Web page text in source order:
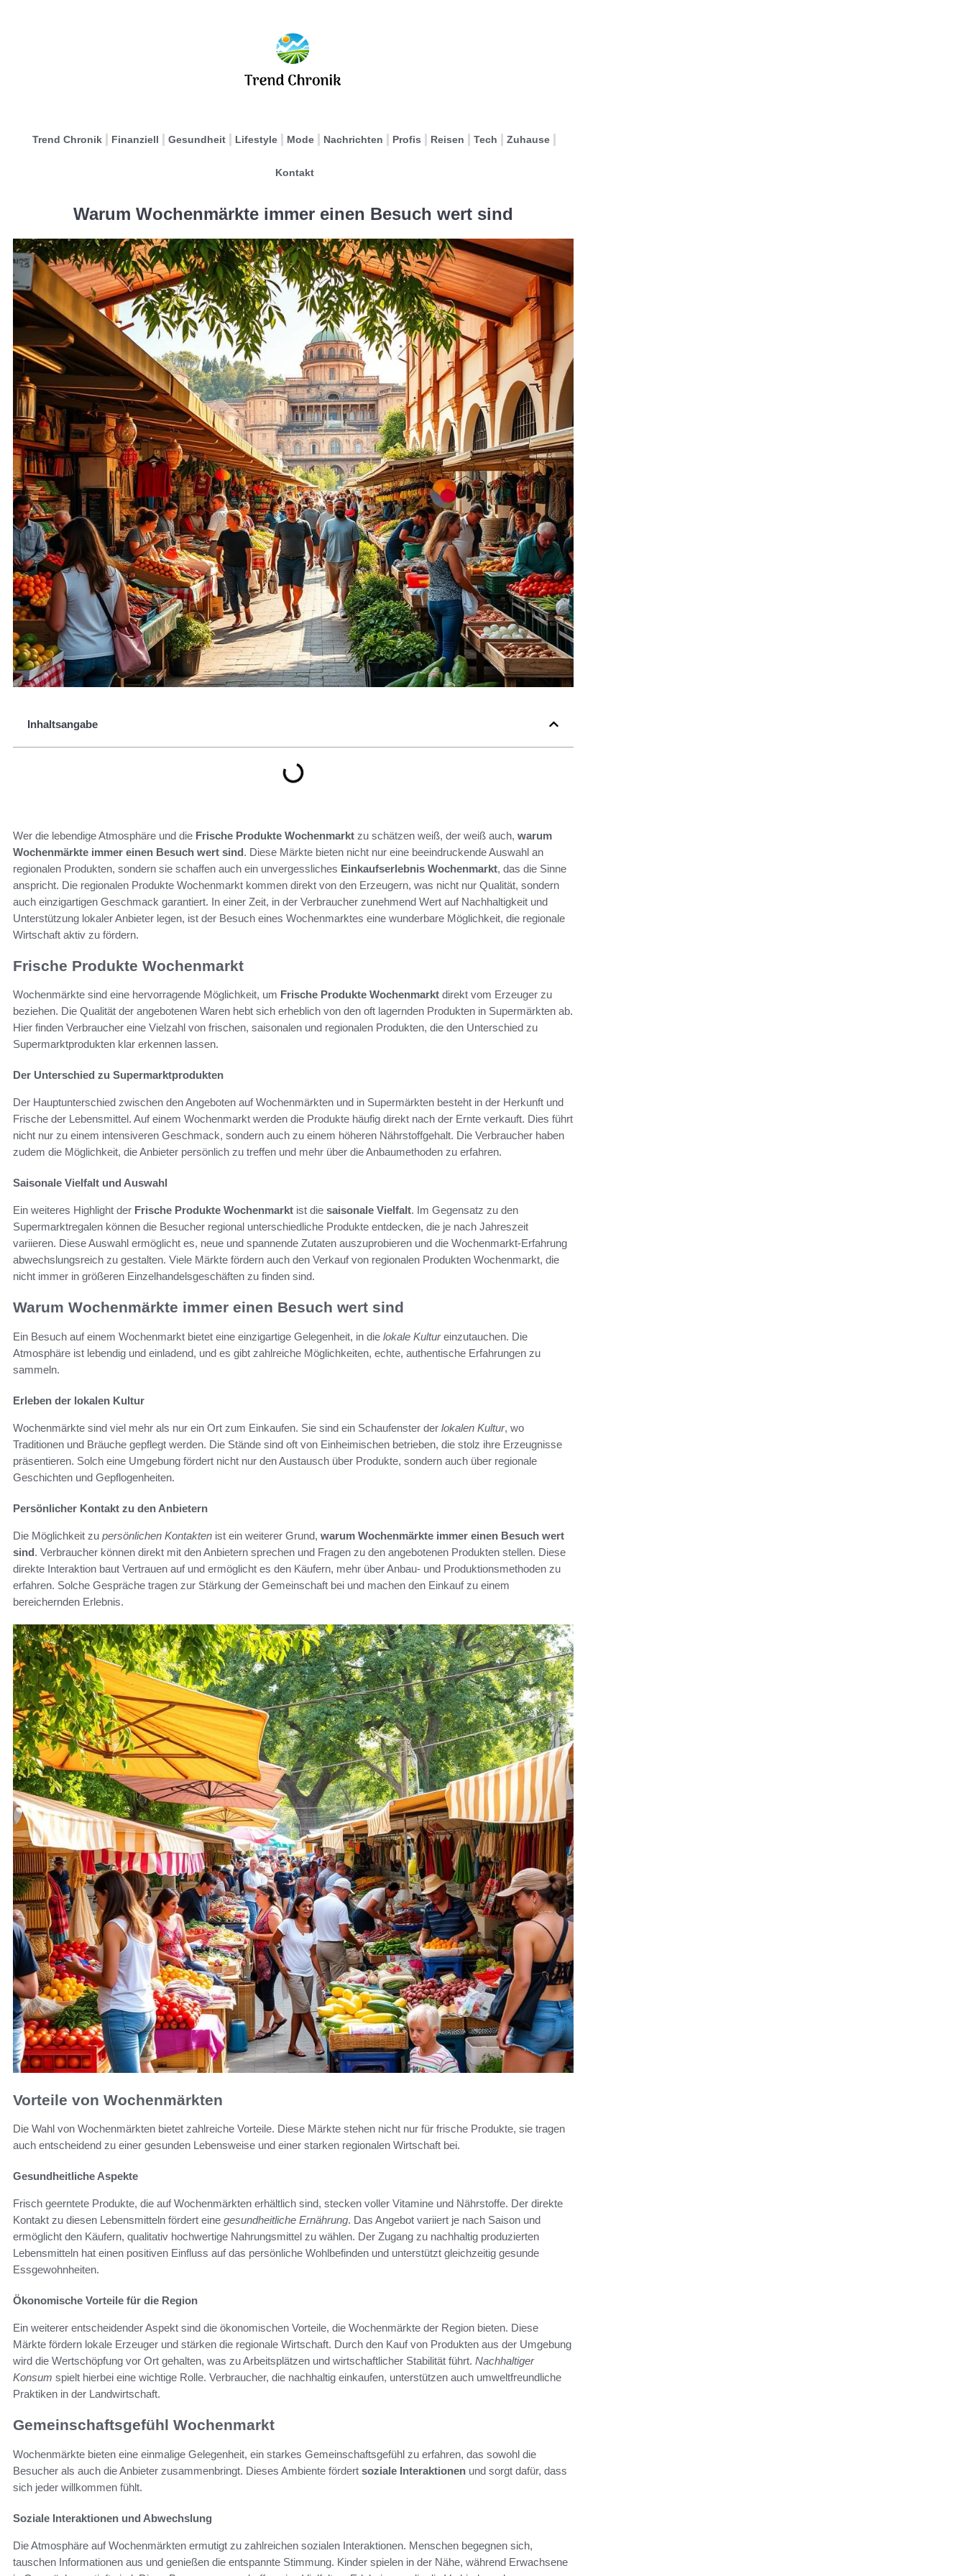
Trend Chronik Finanziell Gesundheit Lifestyle Mode Nachrichten Profis Reisen Tech Zuhause
Kontakt
Warum Wochenmärkte immer einen Besuch wert sind
Inhaltsangabe
Wer die lebendige Atmosphäre und die Frische Produkte Wochenmarkt zu schätzen weiß, der weiß auch, warum
Wochenmärkte immer einen Besuch wert sind. Diese Märkte bieten nicht nur eine beeindruckende Auswahl an
regionalen Produkten, sondern sie schaffen auch ein unvergessliches Einkaufserlebnis Wochenmarkt, das die Sinne
anspricht. Die regionalen Produkte Wochenmarkt kommen direkt von den Erzeugern, was nicht nur Qualität, sondern
auch einzigartigen Geschmack garantiert. In einer Zeit, in der Verbraucher zunehmend Wert auf Nachhaltigkeit und
Unterstützung lokaler Anbieter legen, ist der Besuch eines Wochenmarktes eine wunderbare Möglichkeit, die regionale
Wirtschaft aktiv zu fördern.
Frische Produkte Wochenmarkt
Wochenmärkte sind eine hervorragende Möglichkeit, um Frische Produkte Wochenmarkt direkt vom Erzeuger zu
beziehen. Die Qualität der angebotenen Waren hebt sich erheblich von den oft lagernden Produkten in Supermärkten ab.
Hier finden Verbraucher eine Vielzahl von frischen, saisonalen und regionalen Produkten, die den Unterschied zu
Supermarktprodukten klar erkennen lassen.
Der Unterschied zu Supermarktprodukten
Der Hauptunterschied zwischen den Angeboten auf Wochenmärkten und in Supermärkten besteht in der Herkunft und
Frische der Lebensmittel. Auf einem Wochenmarkt werden die Produkte häufig direkt nach der Ernte verkauft. Dies führt
nicht nur zu einem intensiveren Geschmack, sondern auch zu einem höheren Nährstoffgehalt. Die Verbraucher haben
zudem die Möglichkeit, die Anbieter persönlich zu treffen und mehr über die Anbaumethoden zu erfahren.
Saisonale Vielfalt und Auswahl
Ein weiteres Highlight der Frische Produkte Wochenmarkt ist die saisonale Vielfalt. Im Gegensatz zu den
Supermarktregalen können die Besucher regional unterschiedliche Produkte entdecken, die je nach Jahreszeit
variieren. Diese Auswahl ermöglicht es, neue und spannende Zutaten auszuprobieren und die Wochenmarkt-Erfahrung
abwechslungsreich zu gestalten. Viele Märkte fördern auch den Verkauf von regionalen Produkten Wochenmarkt, die
nicht immer in größeren Einzelhandelsgeschäften zu finden sind.
Warum Wochenmärkte immer einen Besuch wert sind
Ein Besuch auf einem Wochenmarkt bietet eine einzigartige Gelegenheit, in die lokale Kultureinzutauchen. Die
Atmosphäre ist lebendig und einladend, und es gibt zahlreiche Möglichkeiten, echte, authentische Erfahrungen zu
sammeln.
Erleben der lokalen Kultur
Wochenmärkte sind viel mehr als nur ein Ort zum Einkaufen. Sie sind ein Schaufenster der lokalen Kultur, wo
Traditionen und Bräuche gepflegt werden. Die Stände sind oft von Einheimischen betrieben, die stolz ihre Erzeugnisse
präsentieren. Solch eine Umgebung fördert nicht nur den Austausch über Produkte, sondern auch über regionale
Geschichten und Gepflogenheiten.
Persönlicher Kontakt zu den Anbietern
Die Möglichkeit zu persönlichen Kontakten ist ein weiterer Grund, warum Wochenmärkte immer einen Besuch wert
sind. Verbraucher können direkt mit den Anbietern sprechen und Fragen zu den angebotenen Produkten stellen. Diese
direkte Interaktion baut Vertrauen auf und ermöglicht es den Käufern, mehr über Anbau- und Produktionsmethoden zu
erfahren. Solche Gespräche tragen zur Stärkung der Gemeinschaft bei und machen den Einkauf zu einem
bereichernden Erlebnis.
Vorteile von Wochenmärkten
Die Wahl von Wochenmärkten bietet zahlreiche Vorteile. Diese Märkte stehen nicht nur für frische Produkte, sie tragen
auch entscheidend zu einer gesunden Lebensweise und einer starken regionalen Wirtschaft bei.
Gesundheitliche Aspekte
Frisch geerntete Produkte, die auf Wochenmärkten erhältlich sind, stecken voller Vitamine und Nährstoffe. Der direkte
Kontakt zu diesen Lebensmitteln fördert eine gesundheitliche Ernährung. Das Angebot variiert je nach Saison und
ermöglicht den Käufern, qualitativ hochwertige Nahrungsmittel zu wählen. Der Zugang zu nachhaltig produzierten
Lebensmitteln hat einen positiven Einfluss auf das persönliche Wohlbefinden und unterstützt gleichzeitig gesunde
Essgewohnheiten.
Ökonomische Vorteile für die Region
Ein weiterer entscheidender Aspekt sind die ökonomischen Vorteile, die Wochenmärkte der Region bieten. Diese
Märkte fördern lokale Erzeuger und stärken die regionale Wirtschaft. Durch den Kauf von Produkten aus der Umgebung
wird die Wertschöpfung vor Ort gehalten, was zu Arbeitsplätzen und wirtschaftlicher Stabilität führt. Nachhaltiger
Konsum spielt hierbei eine wichtige Rolle. Verbraucher, die nachhaltig einkaufen, unterstützen auch umweltfreundliche
Praktiken in der Landwirtschaft.
Gemeinschaftsgefühl Wochenmarkt
Wochenmärkte bieten eine einmalige Gelegenheit, ein starkes Gemeinschaftsgefühl zu erfahren, das sowohl die
Besucher als auch die Anbieter zusammenbringt. Dieses Ambiente fördert soziale Interaktionen und sorgt dafür, dass
sich jeder willkommen fühlt.
Soziale Interaktionen und Abwechslung
Die Atmosphäre auf Wochenmärkten ermutigt zu zahlreichen sozialen Interaktionen. Menschen begegnen sich,
tauschen Informationen aus und genießen die entspannte Stimmung. Kinder spielen in der Nähe, während Erwachsene